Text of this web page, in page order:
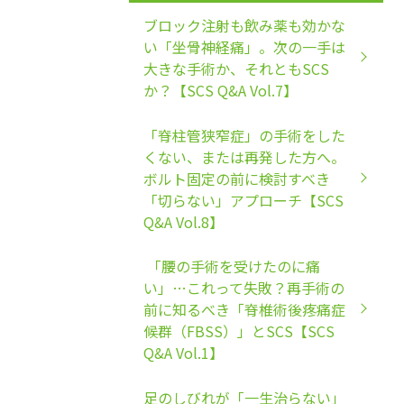
ブロック注射も飲み薬も効かな
い「坐骨神経痛」。次の一手は
大きな手術か、それともSCS
か？【SCS Q&A Vol.7】
「脊柱管狭窄症」の手術をした
くない、または再発した方へ。
ボルト固定の前に検討すべき
「切らない」アプローチ【SCS
Q&A Vol.8】
「腰の手術を受けたのに痛
い」…これって失敗？再手術の
前に知るべき「脊椎術後疼痛症
候群（FBSS）」とSCS【SCS
Q&A Vol.1】
足のしびれが「一生治らない」